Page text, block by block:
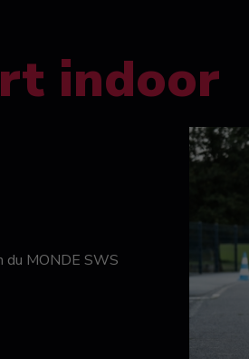
indoor
du MONDE SWS